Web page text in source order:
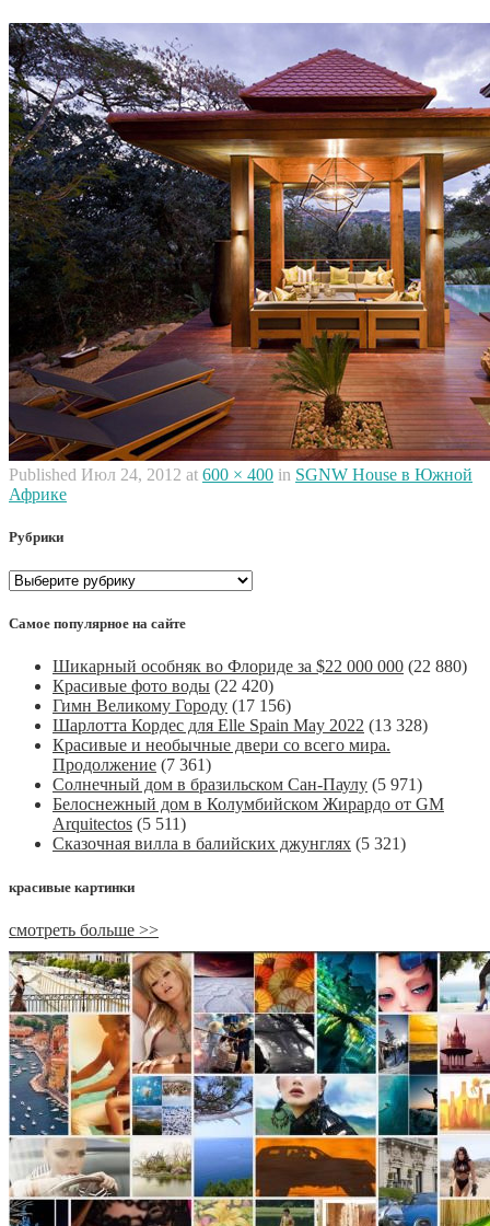
Published Июл 24, 2012 at 600 × 400 in SGNW House в Южной
Африке
Рубрики
Рубрики
Самое популярное на сайте
Шикарный особняк во Флориде за $22 000 000 (22 880)
Красивые фото воды (22 420)
Гимн Великому Городу (17 156)
Шарлотта Кордес для Elle Spain May 2022 (13 328)
Красивые и необычные двери со всего мира.
Продолжение (7 361)
Солнечный дом в бразильском Сан-Паулу (5 971)
Белоснежный дом в Колумбийском Жирардо от GM
Arquitectos (5 511)
Сказочная вилла в балийских джунглях (5 321)
красивые картинки
смотреть больше >>